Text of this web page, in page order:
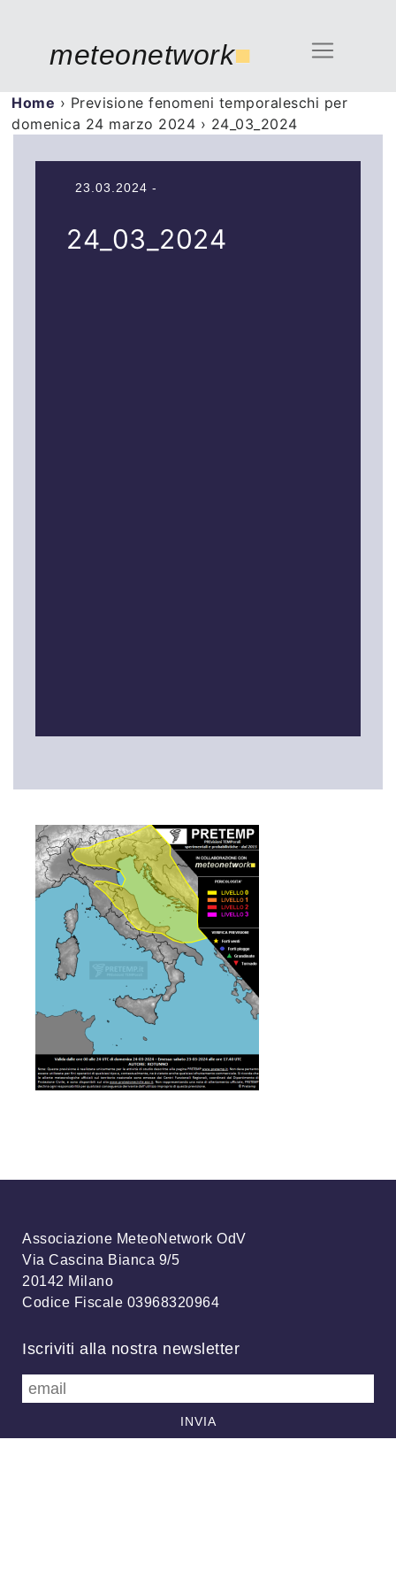
meteonetwork■
Home › Previsione fenomeni temporaleschi per
domenica 24 marzo 2024 › 24_03_2024
23.03.2024 -
24_03_2024
Associazione MeteoNetwork OdV
Via Cascina Bianca 9/5
20142 Milano
Codice Fiscale 03968320964
Iscriviti alla nostra newsletter